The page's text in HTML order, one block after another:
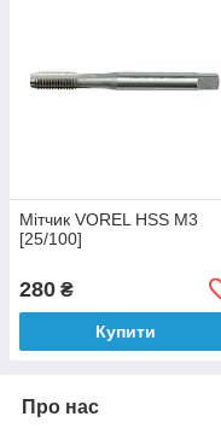
Мітчик VOREL HSS M3
[25/100]
280 ₴
Купити
Про нас